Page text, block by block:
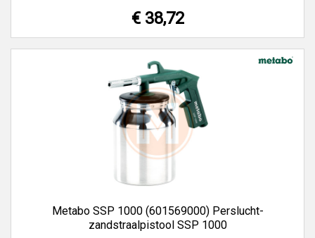
€ 38,72
Metabo SSP 1000 (601569000) Perslucht-
zandstraalpistool SSP 1000